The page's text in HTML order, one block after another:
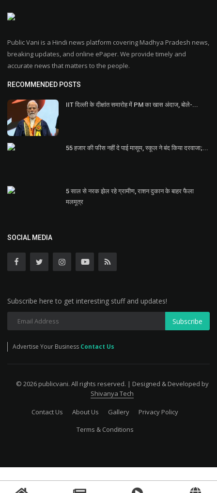
Public Vani is a Hindi news platform covering Madhya Pradesh news,
breaking updates, and online ePaper. We provide timely and
accurate news that matters to the people.
RECOMMENDED POSTS
IIT दिल्ली के दीक्षांत समारोह में PM का खास अंदाज, बोले-...
55 हजार की फीस नहीं दे पाई मासूम, स्कूल ने बंद किया दरवाजा;...
5 साल से नरक झेल रहे ग्रामीण, राशन दुकान के बाहर फैला
मलमूत्र
SOCIAL MEDIA
Subscribe here to get interesting stuff and updates!
Subscribe
Advertise Your Business Contact Us
© 2026 publicvani. All rights reserved. | Designed & Developed by
Shivanya Tech
Contact Us About Us Gallery
Privacy Policy
Terms & Conditions